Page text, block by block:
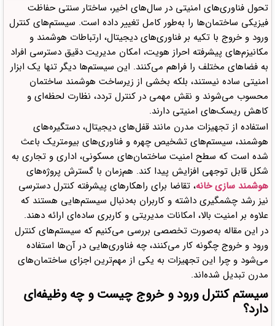
دیدگاهتان را بنویسید لغو پاسخ
تحول فناوری‌های امنیتی در سال‌های اخیر، ساختار سنتی حفاظت
فیزیکی ساختمان‌ها را به‌طور کامل تغییر داده است. سیستم‌های کنترل
ورود و خروج با تکیه بر فناوری‌های دیجیتال، ارتباطات هوشمند و
مکانیزم‌های پیشرفته احراز هویت، امکان مدیریت دقیق دسترسی افراد
به فضاهای مختلف را فراهم می‌کنند. این سیستم‌ها دیگر تنها یک ابزار
امنیتی ساده نیستند، بلکه بخشی از زیرساخت هوشمند ساختمان
محسوب می‌شوند و نقش مهمی در کنترل تردد، نظارت لحظه‌ای و
کاهش ریسک‌های امنیتی دارند.
استفاده از تجهیزات مدرن مانند قفل‌های دیجیتال، دستگیره‌های
هوشمند، سیستم‌های تشخیص چهره و فناوری‌های بیومتریک باعث
شده است که سطح امنیت ساختمان‌های مسکونی، اداری و تجاری به
شکل قابل توجهی افزایش پیدا کند. هم‌زمان با گسترش پروژه‌های
هوشمند سازی خانه، تقاضا برای راهکارهای پیشرفته کنترل دسترسی
نیز رشد چشمگیری داشته و کاربران به‌دنبال سیستم‌هایی هستند که
علاوه بر امنیت بالا، امکانات مدیریتی و کاربری ساده‌ای ارائه دهند.
در این مقاله به‌صورت تخصصی بررسی می‌کنیم که سیستم‌های کنترل
ورود و خروج چگونه کار می‌کنند، چه فناوری‌هایی در آن‌ها استفاده
می‌شود و چرا این تجهیزات به یکی از مهم‌ترین اجزای ساختمان‌های
مدرن تبدیل شده‌اند.
سیستم کنترل ورود و خروج چیست و چه وظیفه‌ای
دارد؟